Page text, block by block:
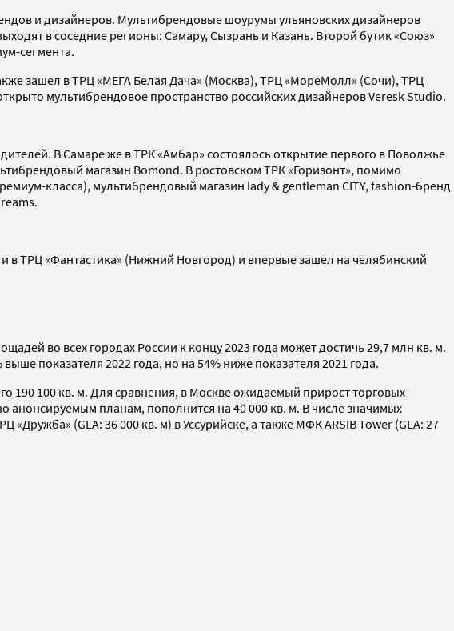
и дизайнеров. Мультибрендовые шоурумы ульяновских дизайнеров
в соседние регионы: Самару, Сызрань и Казань. Второй бутик «Союз»
сегмента.
зашел в ТРЦ «МЕГА Белая Дача» (Москва), ТРЦ «МореМолл» (Сочи), ТРЦ
мультибрендовое пространство российских дизайнеров Veresk Studio.
В Самаре же в ТРК «Амбар» состоялось открытие первого в Поволжье
магазин Bomond. В ростовском ТРК «Горизонт», помимо
класса), мультибрендовый магазин lady & gentleman CITY, fashion-бренд
в ТРЦ «Фантастика» (Нижний Новгород) и впервые зашел на челябинский
во всех городах России к концу 2023 года может достичь 29,7 млн кв. м.
показателя 2022 года, но на 54% ниже показателя 2021 года.
190 100 кв. м. Для сравнения, в Москве ожидаемый прирост торговых
анонсируемым планам, пополнится на 40 000 кв. м. В числе значимых
(GLA: 36 000 кв. м) в Уссурийске, а также МФК ARSIB Tower (GLA: 27